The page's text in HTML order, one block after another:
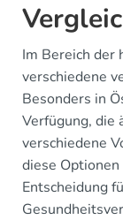
Im Bereich der
verschiedene
Besonders in
Verfügung, die
verschiedene
diese
Entscheidung